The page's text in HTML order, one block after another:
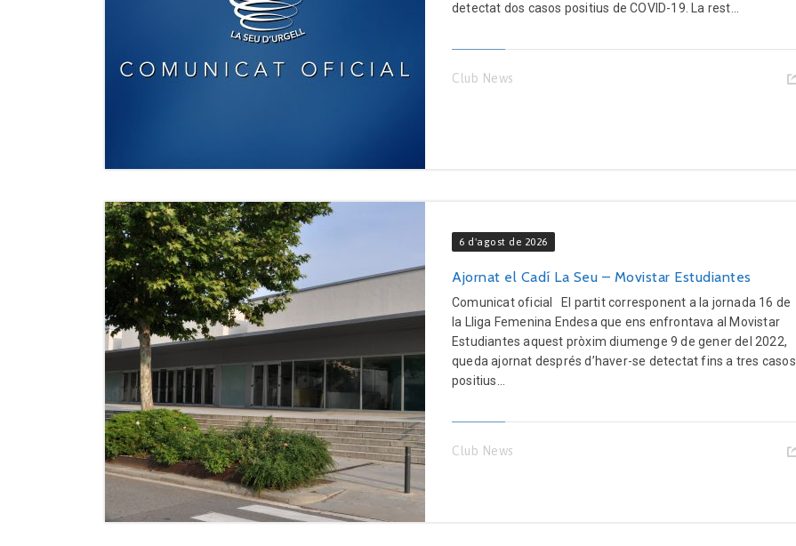
detectat dos casos positius de COVID-19. La rest...
Club News
6 d'agost de 2026
Ajornat el Cadí La Seu – Movistar Estudiantes
Comunicat oficial El partit corresponent a la jornada 16 de
la Lliga Femenina Endesa que ens enfrontava al Movistar
Estudiantes aquest pròxim diumenge 9 de gener del 2022,
queda ajornat després d’haver-se detectat fins a tres casos
positius...
Club News